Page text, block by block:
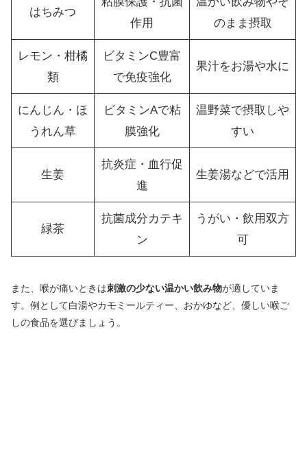
はちみつ
作用
のまま摂取
レモン・柑橘
類
ビタミンC豊富
で免疫強化
果汁をお湯や水に
にんじん・ほ
うれん草
ビタミンAで粘
膜強化
温野菜で摂取しや
すい
生姜
抗炎症・血行促
進
生姜湯などで活用
緑茶
抗菌成分カテキ
ン
うがい・飲用双方
可
また、喉が痛いときは刺激の少ない温かい飲み物が適していま
す。例として白湯やカモミールティー、おかゆなど、優しい喉ご
しの食品を選びましょう。